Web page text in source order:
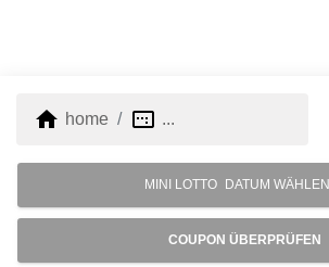
home home image_aspect_ratio ...
MINI LOTTO DATUM WÄHLEN
COUPON ÜBERPRÜFEN